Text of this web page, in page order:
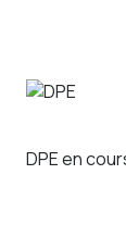
Une
Montant
par an,
DPE en